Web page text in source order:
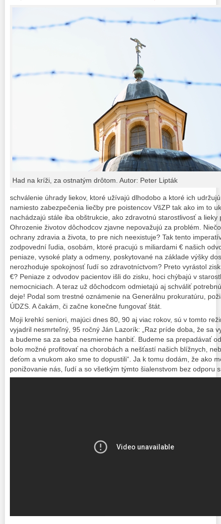
Had na kríži, za ostnatým drôtom. Autor: Peter Lipták
schválenie úhrady liekov, ktoré užívajú dlhodobo a ktoré ich
namiesto zabezpečenia liečby pre poistencov VšZP tak ako im to
nachádzajú stále iba obštrukcie, ako zdravotnú starostlivosť a
Ohrozenie životov dôchodcov zjavne nepovažujú za problém.
ochrany zdravia a života, to pre nich neexistuje? Tak tento
zodpovední ľudia, osobám, ktoré pracujú s miliardami € našich
peniaze, vysoké platy a odmeny, poskytované na základe výšky
nerozhoduje spokojnosť ľudí so zdravotníctvom? Preto vyrástol
€? Peniaze z odvodov pacientov išli do zisku, hoci chýbajú v
nemocniciach. A teraz už dôchodcom odmietajú aj schváliť
deje! Podal som trestné oznámenie na Generálnu prokuratúru,
ÚDZS. A čakám, či začne konečne fungovať štát.
Moji krehkí seniori, majúci dnes 80, 90 aj viac rokov, sú v tomto
vyjadril nesmrteľný, 95 ročný Ján Lazorík: „Raz príde doba, že sa
a budeme sa za seba nesmierne hanbiť. Budeme sa prepadávať
bolo možné profitovať na chorobách a nešťastí našich blížnych,
deťom a vnukom ako sme to dopustili“. Ja k tomu dodám, že ako
ponižovanie nás, ľudí a so všetkým týmto šialenstvom bez odporu